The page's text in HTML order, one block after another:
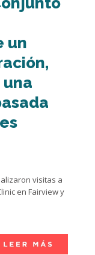
un
visitas a
en Fairview y